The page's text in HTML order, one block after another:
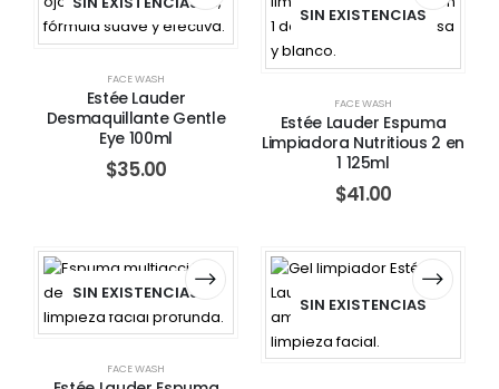
FACE WASH
Estée Lauder
Desmaquillante Gentle
Eye 100ml
$35.00
SIN EXISTENCIAS
FACE WASH
Estée Lauder Espuma
Limpiadora Nutritious 2 en
1 125ml
$41.00
SIN EXISTENCIAS
FACE WASH
SIN EXISTENCIAS